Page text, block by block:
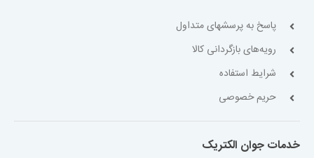
پاسخ به پرسشهای متداول
رویه‌های بازگردانی کالا
شرایط استفاده
حریم خصوصی
خدمات جوان الکتریک